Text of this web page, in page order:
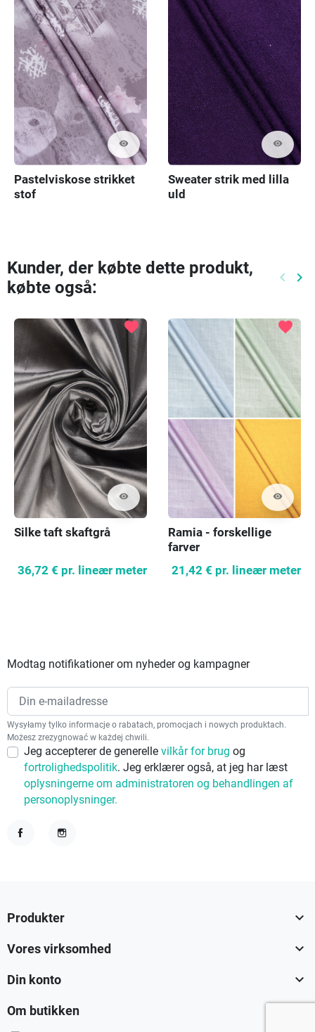
visibility
Pastelviskose strikket
stof
visibility
Sweater strik med lilla
uld
Kunder, der købte dette produkt,
købte også:
keyboard_arrow_left keyboard_arrow_right
visibility
favorite
Silke taft skaftgrå
36,72 € pr. lineær meter
visibility
favorite
Ramia - forskellige
farver
21,42 € pr. lineær meter
Modtag notifikationer om nyheder og kampagner
Wysyłamy tylko informacje o rabatach, promocjach i nowych produktach.
Możesz zrezygnować w każdej chwili.
Jeg accepterer de generelle vilkår for brug og
fortrolighedspolitik. Jeg erklærer også, at jeg har læst
oplysningerne om administratoren og behandlingen af
personoplysninger.
Produkter 
Vores virksomhed 
Din konto 
Om butikken